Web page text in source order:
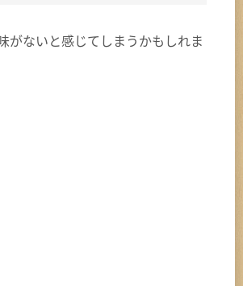
がないと感じてしまうかもしれま